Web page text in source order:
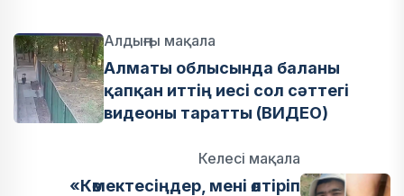
Алдыңғы мақала
Алматы облысында баланы
қапқан иттің иесі сол сәттегі
видеоны таратты (ВИДЕО)
Келесі мақала
«Көмектесіңдер, мені өлтіріп